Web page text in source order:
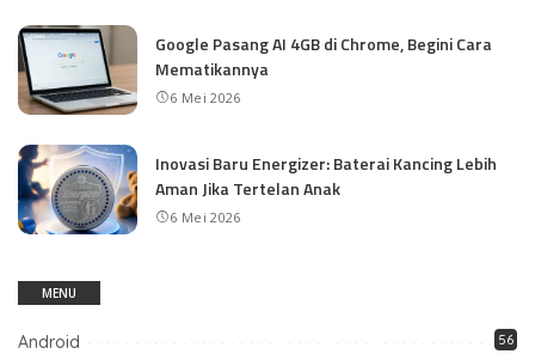
Google Pasang AI 4GB di Chrome, Begini Cara
Mematikannya
6 Mei 2026
Inovasi Baru Energizer: Baterai Kancing Lebih
Aman Jika Tertelan Anak
6 Mei 2026
MENU
Android 56